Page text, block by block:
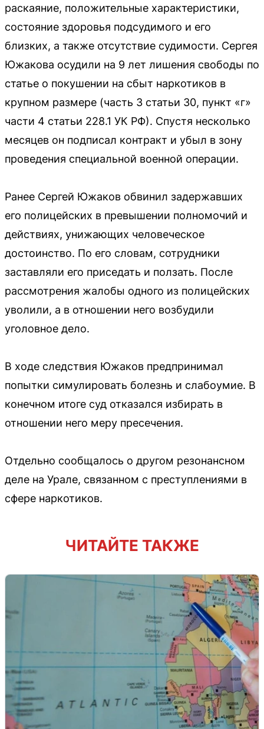
раскаяние, положительные характеристики,
состояние здоровья подсудимого и его
близких, а также отсутствие судимости. Сергея
Южакова осудили на 9 лет лишения свободы по
статье о покушении на сбыт наркотиков в
крупном размере (часть 3 статьи 30, пункт «г»
части 4 статьи 228.1 УК РФ). Спустя несколько
месяцев он подписал контракт и убыл в зону
проведения специальной военной операции.
Ранее Сергей Южаков обвинил задержавших
его полицейских в превышении полномочий и
действиях, унижающих человеческое
достоинство. По его словам, сотрудники
заставляли его приседать и ползать. После
рассмотрения жалобы одного из полицейских
уволили, а в отношении него возбудили
уголовное дело.
В ходе следствия Южаков предпринимал
попытки симулировать болезнь и слабоумие. В
конечном итоге суд отказался избирать в
отношении него меру пресечения.
Отдельно сообщалось о другом резонансном
деле на Урале, связанном с преступлениями в
сфере наркотиков.
ЧИТАЙТЕ ТАКЖЕ